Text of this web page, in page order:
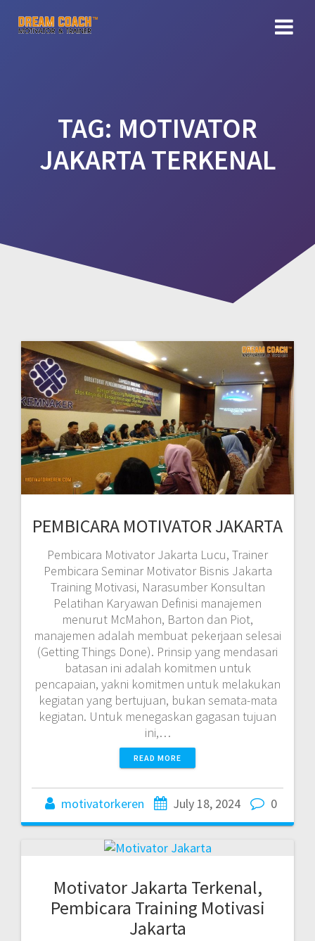
TAG: MOTIVATOR
JAKARTA TERKENAL
PEMBICARA MOTIVATOR JAKARTA
Pembicara Motivator Jakarta Lucu, Trainer
Pembicara Seminar Motivator Bisnis Jakarta
Training Motivasi, Narasumber Konsultan
Pelatihan Karyawan Definisi manajemen
menurut McMahon, Barton dan Piot,
manajemen adalah membuat pekerjaan selesai
(Getting Things Done). Prinsip yang mendasari
batasan ini adalah komitmen untuk
pencapaian, yakni komitmen untuk melakukan
kegiatan yang bertujuan, bukan semata-mata
kegiatan. Untuk menegaskan gagasan tujuan
ini,…
READ MORE
motivatorkeren July 18, 2024 0
Motivator Jakarta Terkenal,
Pembicara Training Motivasi
Jakarta